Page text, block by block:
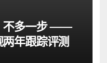
不多一步 ——
年跟踪评测